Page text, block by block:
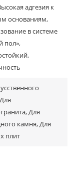
адгезия к
основаниям,
в системе
пол»,
Для
камня, Для
плит